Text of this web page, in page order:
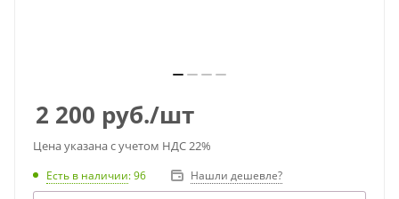
2 200 руб./шт
Цена указана с учетом НДС 22%
Есть в наличии: 96 Нашли дешевле?